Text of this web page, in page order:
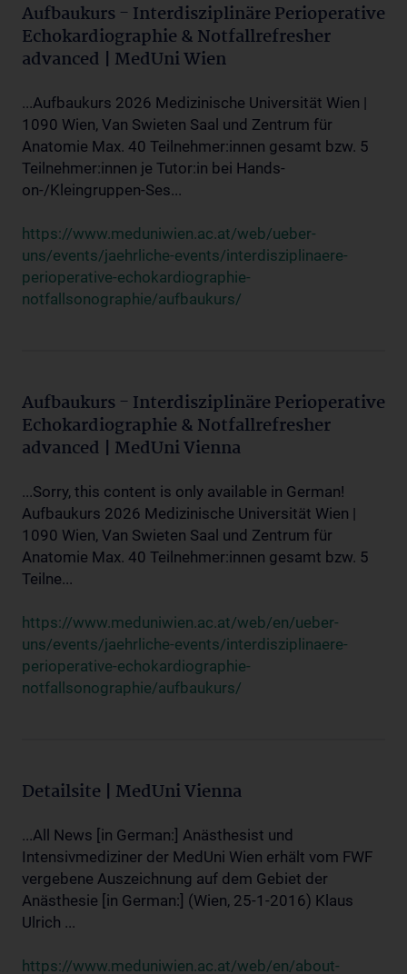
Aufbaukurs - Interdisziplinäre Perioperative
Echokardiographie & Notfallrefresher
advanced | MedUni Wien
...Aufbaukurs 2026 Medizinische Universität Wien |
1090 Wien, Van Swieten Saal und Zentrum für
Anatomie Max. 40 Teilnehmer:innen gesamt bzw. 5
Teilnehmer:innen je Tutor:in bei Hands-
on-/Kleingruppen-Ses...
https://www.meduniwien.ac.at/web/ueber-
uns/events/jaehrliche-events/interdisziplinaere-
perioperative-echokardiographie-
notfallsonographie/aufbaukurs/
Aufbaukurs - Interdisziplinäre Perioperative
Echokardiographie & Notfallrefresher
advanced | MedUni Vienna
...Sorry, this content is only available in German!
Aufbaukurs 2026 Medizinische Universität Wien |
1090 Wien, Van Swieten Saal und Zentrum für
Anatomie Max. 40 Teilnehmer:innen gesamt bzw. 5
Teilne...
https://www.meduniwien.ac.at/web/en/ueber-
uns/events/jaehrliche-events/interdisziplinaere-
perioperative-echokardiographie-
notfallsonographie/aufbaukurs/
Detailsite | MedUni Vienna
...All News [in German:] Anästhesist und
Intensivmediziner der MedUni Wien erhält vom FWF
vergebene Auszeichnung auf dem Gebiet der
Anästhesie [in German:] (Wien, 25-1-2016) Klaus
Ulrich ...
https://www.meduniwien.ac.at/web/en/about-